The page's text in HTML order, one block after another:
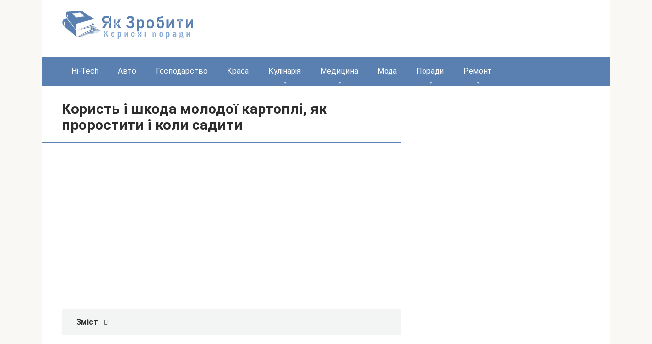
Hi-Tech Авто Господарство Краса Кулінарія Медицина Мода Поради Ремонт
Користь і шкода молодої картоплі, як
проростити і коли садити
Зміст